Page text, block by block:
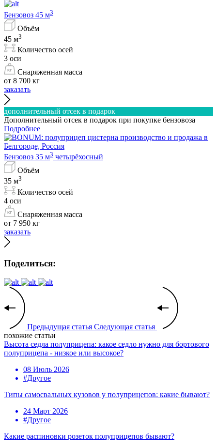
Бензовоз 45 м3
Объём
45 м3
Количество осей
3 оси
Снаряженная масса
от 8 700 кг
заказать
дополнительный отсек в подарок
Дополнительный отсек в подарок при покупке бензовоза
Подробнее
Бензовоз 35 м3 четырёхосный
Объём
35 м3
Количество осей
4 оси
Снаряженная масса
от 7 950 кг
заказать
Поделиться:
Предыдущая статья Следующая статья
похожие статьи
Высота седла полуприцепа: какое седло нужно для бортового
полуприцепа - низкое или высокое?
08 Июль 2026
#Другое
Типы самосвальных кузовов у полуприцепов: какие бывают?
24 Март 2026
#Другое
Какие распиновки розеток полуприцепов бывают?